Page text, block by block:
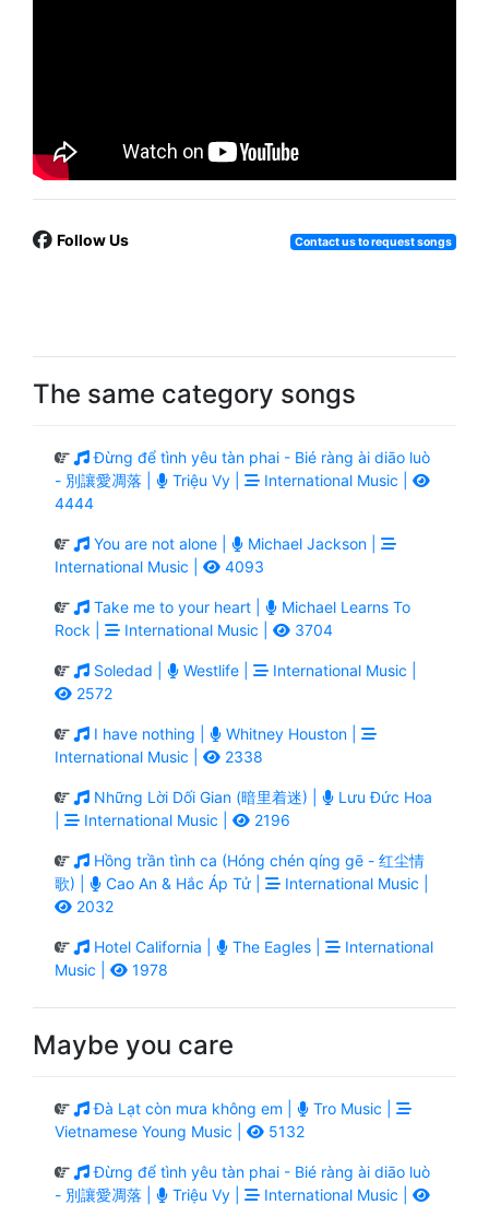
Follow Us Contact us to request songs
The same category songs
Đừng để tình yêu tàn phai - Bié ràng ài diāo luò
- 別讓愛凋落 |
Triệu Vy |
International Music |
4444
You are not alone |
Michael Jackson |
International Music |
4093
Take me to your heart |
Michael Learns To
Rock |
International Music | 3704
Soledad | Westlife |
International Music |
2572
I have nothing |
Whitney Houston |
International Music |
2338
Những Lời Dối Gian (暗里着迷) |
Lưu Đức Hoa
International Music | 2196
Hồng trần tình ca (Hóng chén qíng gē - 红尘情
歌) |
Cao An & Hắc Áp Tử |
International Music |
2032
Hotel California | The Eagles |
International
Music |
1978
Maybe you care
Đà Lạt còn mưa không em |
Tro Music |
Vietnamese Young Music |
5132
Đừng để tình yêu tàn phai - Bié ràng ài diāo luò
- 別讓愛凋落 |
Triệu Vy |
International Music |